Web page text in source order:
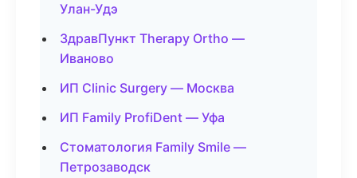
Улан-Удэ
ЗдравПункт Therapy Ortho —
Иваново
ИП Clinic Surgery — Москва
ИП Family ProfiDent — Уфа
Стоматология Family Smile —
Петрозаводск